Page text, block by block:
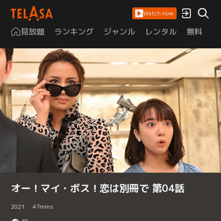
Watch now
見放題 ランキング ジャンル レンタル 無料
オー！マイ・ボス！恋は別冊で 第04話
2021 47mins